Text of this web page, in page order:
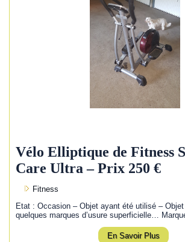
Vélo Elliptique de Fitness
Care Ultra – Prix 250 €
Fitness
Etat : Occasion – Objet ayant été utilisé –
quelques marques d’usure superficielle…
En Savoir Plus